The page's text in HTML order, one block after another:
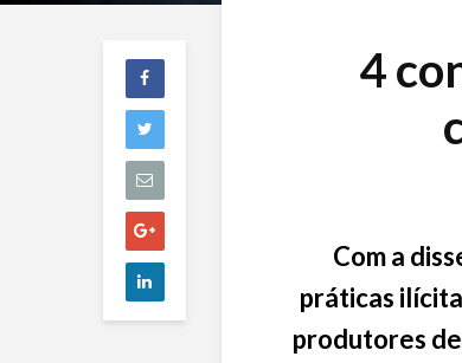
4
Com a
práticas
produtores